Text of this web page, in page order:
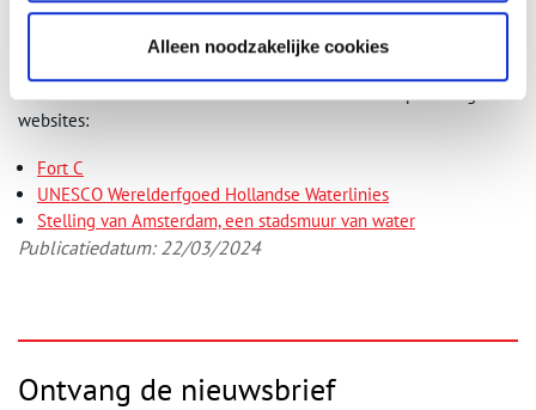
Alleen noodzakelijke cookies
Meer informatie over het Muizenfort is te vinden op de volgende
websites:
Fort C
UNESCO Werelderfgoed Hollandse Waterlinies
Stelling van Amsterdam, een stadsmuur van water
Publicatiedatum: 22/03/2024
Ontvang de nieuwsbrief